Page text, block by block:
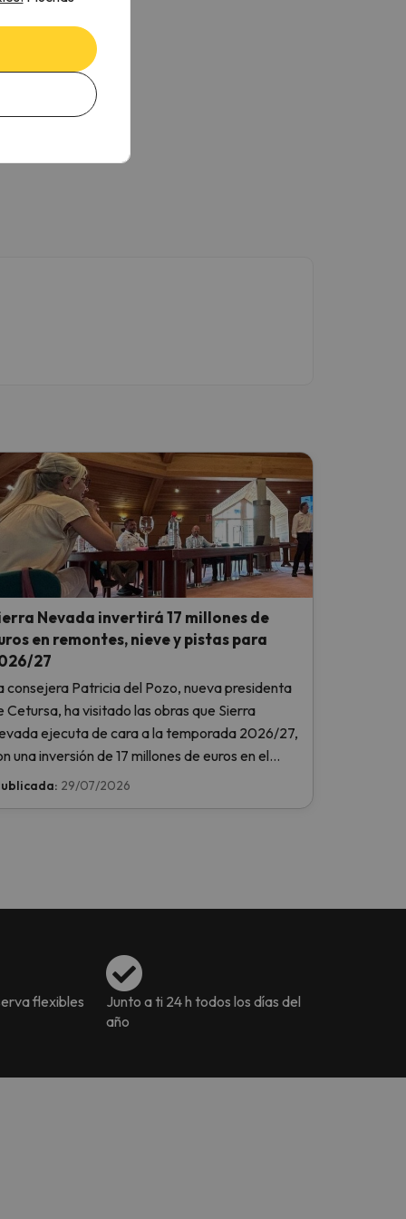
Nevada invertirá 17 millones de
en remontes, nieve y pistas para
27
consejera Patricia del Pozo, nueva presidenta
Cetursa, ha visitado las obras que Sierra
ejecuta de cara a la temporada 2026/27,
una inversión de 17 millones de euros en el
de nieve, el pisado de pistas, la gestión de
29/07/2026
flexibles
Junto a ti 24 h todos los días del
año